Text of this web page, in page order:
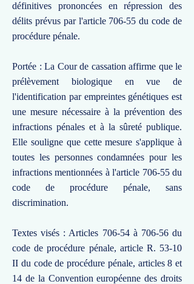
définitives prononcées en répression des
délits prévus par l'article 706-55 du code de
procédure pénale.
Portée : La Cour de cassation affirme que le
prélèvement biologique en vue de
l'identification par empreintes génétiques est
une mesure nécessaire à la prévention des
infractions pénales et à la sûreté publique.
Elle souligne que cette mesure s'applique à
toutes les personnes condamnées pour les
infractions mentionnées à l'article 706-55 du
code de procédure pénale, sans
discrimination.
Textes visés : Articles 706-54 à 706-56 du
code de procédure pénale, article R. 53-10
II du code de procédure pénale, articles 8 et
14 de la Convention européenne des droits